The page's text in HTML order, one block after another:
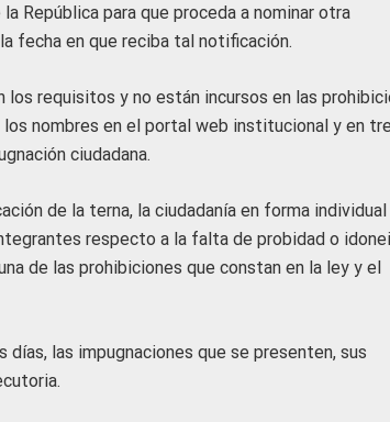
República para que proceda a nominar otra
fecha en que reciba tal notificación.
requisitos y no están incursos en las
nombres en el portal web institucional y en
ciudadana.
de la terna, la ciudadanía en forma individual
respecto a la falta de probidad o
de las prohibiciones que constan en la ley y el
las impugnaciones que se presenten, sus